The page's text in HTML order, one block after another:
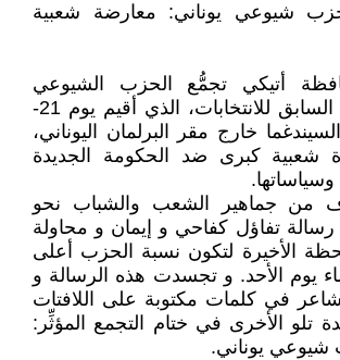
شيوعي يوناني: معارضة شعبية
أتيكي تجمُّع الحزب الشيوعي
اليوناني المركزي السابق للانتخابات، الذي أقيم يوم 21-
السيندغما خارج مقر البرلمان اليوناني،
شعبية كبرى ضد الحكومة الجديدة
من جماهير الشعب والشباب نحو
رسالة تفاؤل كفاحي و إيمان و محاولة
الأخيرة لتكون نسبة الحزب أعلى
يوم الأحد. و تجسدت هذه الرسالة و
في كلمات مكتوبة على اللافتات
تلو الأخرى في ختام التجمع المؤثِّر:
يوناني.